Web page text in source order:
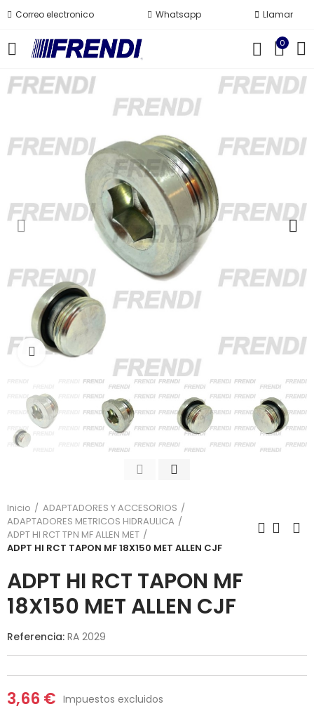
Correo electronico Whatsapp Llamar
0
Click para agrandar
Inicio
ADAPTADORES Y ACCESORIOS
ADAPTADORES METRICOS HIDRAULICA
ADPT HI RCT TPN MF ALLEN MET
ADPT HI RCT TAPON MF 18X150 MET ALLEN CJF
ADPT HI RCT TAPON MF
18X150 MET ALLEN CJF
Referencia: RA 2029
3,66 € Impuestos excluidos